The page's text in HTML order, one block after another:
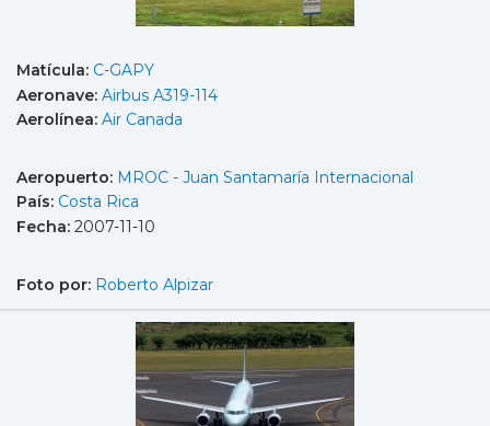
Matícula: C-GAPY
Aeronave: Airbus A319-114
Aerolínea: Air Canada
Aeropuerto: MROC - Juan Santamaría Internacional
País: Costa Rica
Fecha: 2007-11-10
Foto por: Roberto Alpizar